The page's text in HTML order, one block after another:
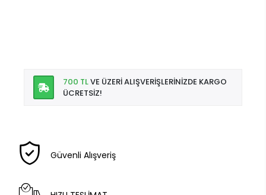
700 TLVE ÜZERİ ALIŞVERİŞLERİNİZDE KARGO
ÜCRETSİZ!
Güvenli Alışveriş